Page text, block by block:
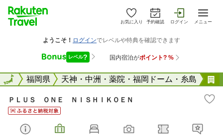
お気に入り 予約確認 ログイン メニュー
全国福岡県 天神・中洲・薬院・福岡ドーム・糸島
全国
ＰＬＵＳ ＯＮＥ ＮＩＳＨＩＫＯＥＮ